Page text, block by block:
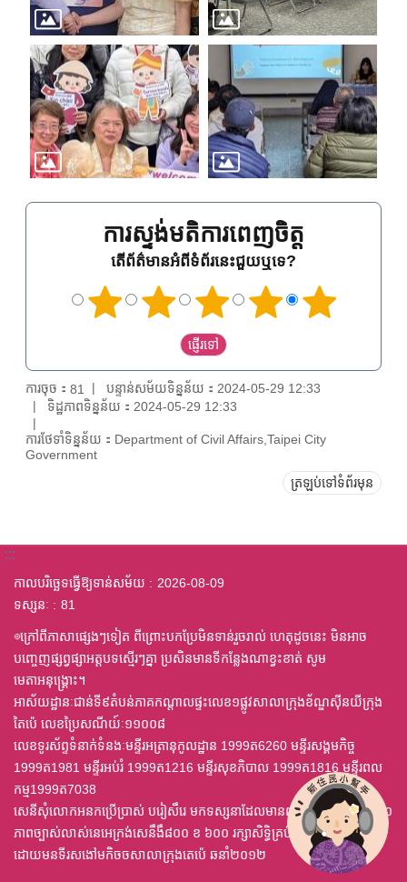
ការស្ទង់មតិការពេញចិត្ត
តើព័ត៌មានអំពីទំព័រនេះជួយឬទេ?
ការចុច： 81
បន្ទាន់សម័យទិន្នន័យ：2024-05-29 12:33
ទិដ្ឋភាពទិន្នន័យ：2024-05-29 12:33
ការថែទាំទិន្នន័យ：Department of Civil Affairs,Taipei City
Government
ត្រឡប់ទៅទំព័រមុន
:::
កាលបរិច្ឆេទធ្វើឱ្យទាន់សម័យ
2026-08-09
ទស្សនៈ
81
◎ក្រៅពីភាសាផ្សេងៗទៀត ពីព្រោះបកប្រែមិនទាន់រួចរាល់ ហេតុដូចនេះ មិនអាច
បញ្ចេញផ្សព្វផ្សាអត្តបទស្មើរៗគ្នា ប្រសិនមានទីកន្លែងណាខ្វះខាត់ សូម
មេតាអនុង្គ្រោះ។
អាស័យដ្ឋានៈជាន់ទី៩តំបន់ភាគកណ្តាលផ្ទះលេខ១ផ្លូវសាលាក្រុងខ័ណ្ឌស៊ីនយីក្រុង
តៃប៉េ លេខប្រៃសណីយ៍ៈ១១០០៨
លេខទូរស័ព្ទទំនាក់ទំនងៈមន្ទីរអត្រានុកូលដ្ឋាន 1999ត6260 មន្ទីរសង្គមកិច្ច
1999ត1981 មន្ទីរអប់រំ 1999ត1216 មន្ទីរសុខភិបាល 1999ត1816 មន្ទីរពល
កម្ម1999ត7038
សេនីសុំលោកអនកប្រើប្រាស់ បរៀសឹរេ មកទស្សនាដែលមានពុម្ព ឈុតឦលើស ៤,០
ភាពច្បាស់លាស់នេអេក្រង់សេនឹងឹ៨០០ ខ ៦០០ រក្សាសិទ្ធិគ្រប់យ៉ាង
ដោយមនទីរសងៅមកិចចសាលាក្រុងតេប៉េ ឆនាំ២០១២